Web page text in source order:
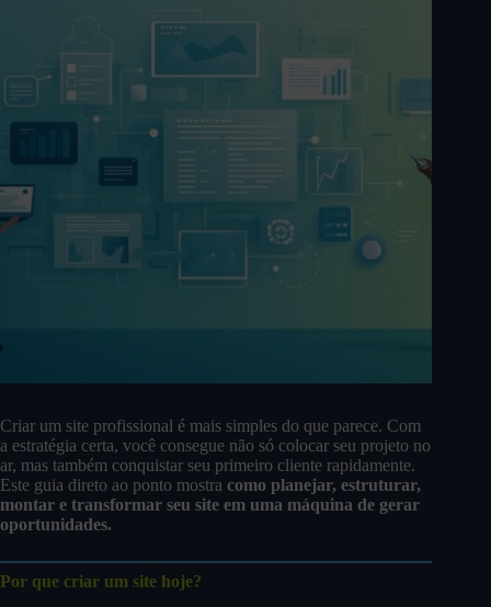
Criar um site profissional é mais simples do que parece. Com
a estratégia certa, você consegue não só colocar seu projeto no
ar, mas também conquistar seu primeiro cliente rapidamente.
Este guia direto ao ponto mostra como planejar, estruturar,
montar e transformar seu site em uma máquina de gerar
oportunidades.
Por que criar um site hoje?